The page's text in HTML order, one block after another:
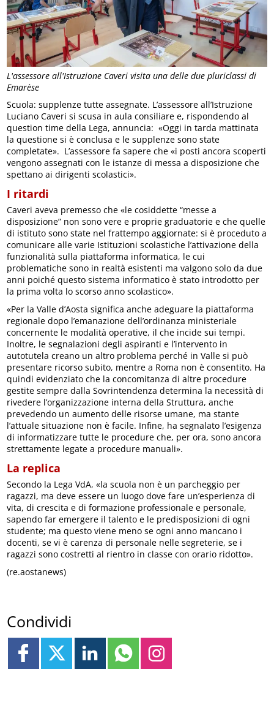
L'assessore all'Istruzione Caveri visita una delle due pluriclassi di
Emarèse
Scuola: supplenze tutte assegnate. L’assessore all’Istruzione
Luciano Caveri si scusa in aula consiliare e, rispondendo al
question time della Lega, annuncia: «Oggi in tarda mattinata
la questione si è conclusa e le supplenze sono state
completate». L’assessore fa sapere che «i posti ancora scoperti
vengono assegnati con le istanze di messa a disposizione che
spettano ai dirigenti scolastici».
I ritardi
Caveri aveva premesso che «le cosiddette “messe a
disposizione” non sono vere e proprie graduatorie e che quelle
di istituto sono state nel frattempo aggiornate: si è proceduto a
comunicare alle varie Istituzioni scolastiche l’attivazione della
funzionalità sulla piattaforma informatica, le cui
problematiche sono in realtà esistenti ma valgono solo da due
anni poiché questo sistema informatico è stato introdotto per
la prima volta lo scorso anno scolastico».
«Per la Valle d’Aosta significa anche adeguare la piattaforma
regionale dopo l’emanazione dell’ordinanza ministeriale
concernente le modalità operative, il che incide sui tempi.
Inoltre, le segnalazioni degli aspiranti e l’intervento in
autotutela creano un altro problema perché in Valle si può
presentare ricorso subito, mentre a Roma non è consentito. Ha
quindi evidenziato che la concomitanza di altre procedure
gestite sempre dalla Sovrintendenza determina la necessità di
rivedere l’organizzazione interna della Struttura, anche
prevedendo un aumento delle risorse umane, ma stante
l’attuale situazione non è facile. Infine, ha segnalato l’esigenza
di informatizzare tutte le procedure che, per ora, sono ancora
strettamente legate a procedure manuali».
La replica
Secondo la Lega VdA, «la scuola non è un parcheggio per
ragazzi, ma deve essere un luogo dove fare un’esperienza di
vita, di crescita e di formazione professionale e personale,
sapendo far emergere il talento e le predisposizioni di ogni
studente; ma questo viene meno se ogni anno mancano i
docenti, se vi è carenza di personale nelle segreterie, se i
ragazzi sono costretti al rientro in classe con orario ridotto».
(re.aostanews)
Condividi